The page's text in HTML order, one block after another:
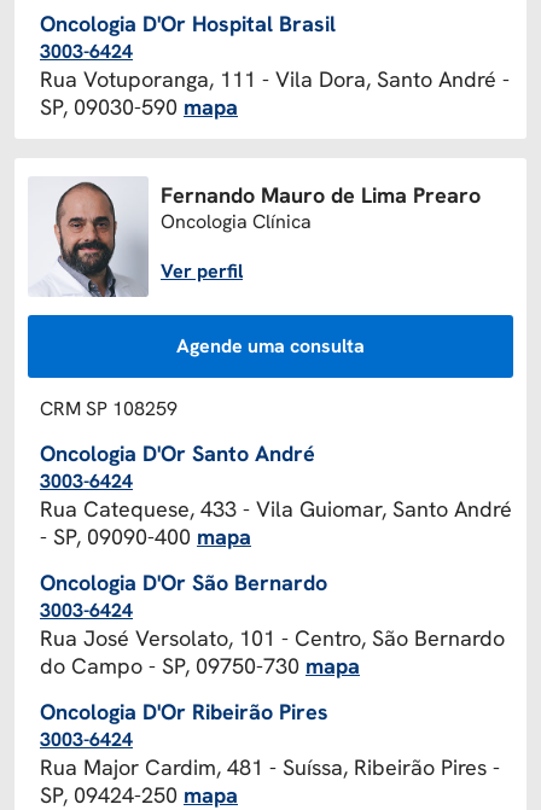
Oncologia D'Or Hospital Brasil
3003-6424
Rua Votuporanga, 111 - Vila Dora, Santo André -
SP, 09030-590 mapa
Fernando Mauro de Lima Prearo
Oncologia Clínica
Ver perfil
Agende uma consulta
CRM SP 108259
Oncologia D'Or Santo André
3003-6424
Rua Catequese, 433 - Vila Guiomar, Santo André
- SP, 09090-400 mapa
Oncologia D'Or São Bernardo
3003-6424
Rua José Versolato, 101 - Centro, São Bernardo
do Campo - SP, 09750-730 mapa
Oncologia D'Or Ribeirão Pires
3003-6424
Rua Major Cardim, 481 - Suíssa, Ribeirão Pires -
SP, 09424-250 mapa